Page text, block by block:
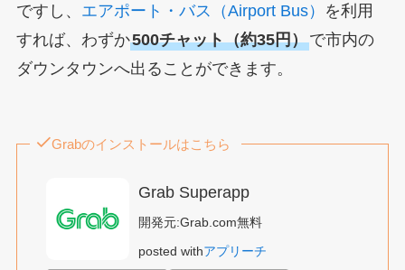
ですし、 エアポート・バス（Airport Bus）
を利用
すれば、わずか500チャット（約35円）で市内の
ダウンタウンへ出ることができます。
Grabのインストールはこちら
Grab Superapp
開発元:Grab.com無料
posted withアプリーチ